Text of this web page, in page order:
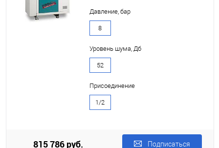
Давление, бар
8
Уровень шума, Дб
52
Присоединение
1/2
815 786 руб. Подписаться